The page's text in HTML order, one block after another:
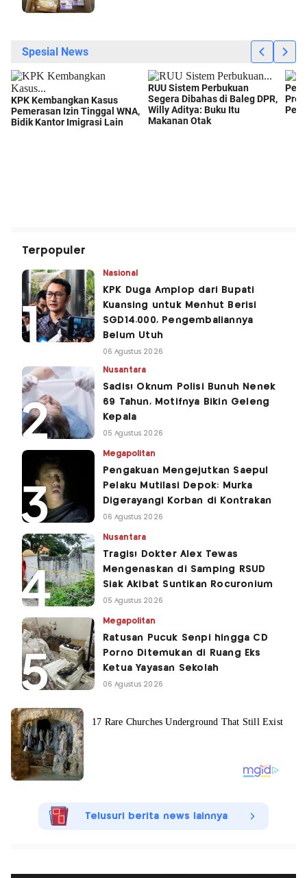
Terpopuler
Nasional
KPK Duga Amplop dari Bupati
Kuansing untuk Menhut Berisi
SGD14.000, Pengembaliannya
Belum Utuh
06 Agustus 2026
Nusantara
Sadis! Oknum Polisi Bunuh Nenek
69 Tahun, Motifnya Bikin Geleng
Kepala
05 Agustus 2026
Megapolitan
Pengakuan Mengejutkan Saepul
Pelaku Mutilasi Depok: Murka
Digerayangi Korban di Kontrakan
06 Agustus 2026
Nusantara
Tragis! Dokter Alex Tewas
Mengenaskan di Samping RSUD
Siak Akibat Suntikan Rocuronium
05 Agustus 2026
Megapolitan
Ratusan Pucuk Senpi hingga CD
Porno Ditemukan di Ruang Eks
Ketua Yayasan Sekolah
06 Agustus 2026
Telusuri berita news lainnya